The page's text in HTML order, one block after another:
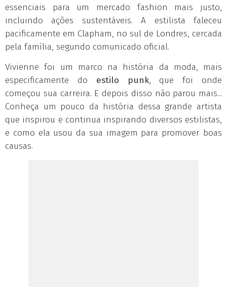
essenciais para um mercado fashion mais justo,
incluindo ações sustentáveis. A estilista faleceu
pacificamente em Clapham, no sul de Londres, cercada
pela família, segundo comunicado oficial.
Vivienne foi um marco na história da moda, mais
especificamente do estilo punk, que foi onde
começou sua carreira. E depois disso não parou mais...
Conheça um pouco da história dessa grande artista
que inspirou e continua inspirando diversos estilistas,
e como ela usou da sua imagem para promover boas
causas.